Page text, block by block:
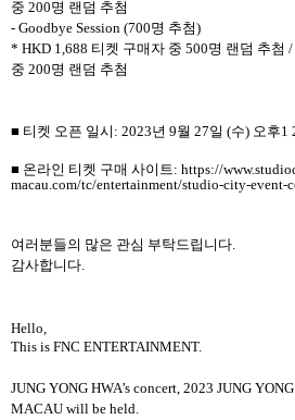
중 200명 랜덤 추첨
- Goodbye Session (700명 추첨)
* HKD 1,688 티켓 구매자 중 500명 랜덤 추첨 /
중 200명 랜덤 추첨
■ 티켓 오픈 일시 : 2023년 9월 27일 (수) 오후1
■ 온라인 티켓 구매 사이트: https://
macau.com/tc/entertainment/studio-city-event-
여러분들의 많은 관심 부탁드립니다.
감사합니다.
Hello,
This is FNC ENTERTAINMENT.
JUNG YONG HWA’s concert, 2023 JUNG
MACAU will be held.